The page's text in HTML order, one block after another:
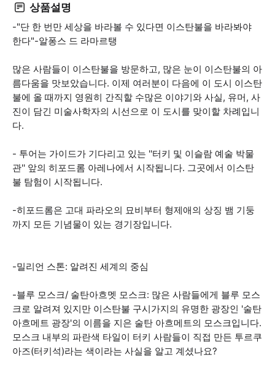
상품설명
-"단 한 번만 세상을 바라볼 수 있다면 이스탄불을 바라봐야
한다"-알퐁스 드 라마르탱
많은 사람들이 이스탄불을 방문하고, 많은 눈이 이스탄불의 아
름다움을 맛보았습니다. 이제 여러분이 다음에 이 도시 이스탄
불에 올 때까지 영원히 간직할 수많은 이야기와 사실, 유머, 사
진이 담긴 미술사학자의 시선으로 이 도시를 맞이할 차례입니
다.
- 투어는 가이드가 기다리고 있는 ''터키 및 이슬람 예술 박물
관'' 앞의 히포드롬 아레나에서 시작됩니다. 그곳에서 이스탄
불 탐험이 시작됩니다.
-히포드롬은 고대 파라오의 묘비부터 형제애의 상징 뱀 기둥
까지 모든 기념물이 있는 경기장입니다.
-밀리언 스톤: 알려진 세계의 중심
-블루 모스크/ 술탄아흐멧 모스크: 많은 사람들에게 블루 모스
크로 알려져 있지만 이스탄불 구시가지의 유명한 광장인 '술탄
아흐메트 광장'의 이름을 지은 술탄 아흐메트의 모스크입니다.
모스크 내부의 파란색 타일이 터키 사람들이 직접 만든 투르쿠
아즈(터키석)라는 색이라는 사실을 알고 계셨나요?